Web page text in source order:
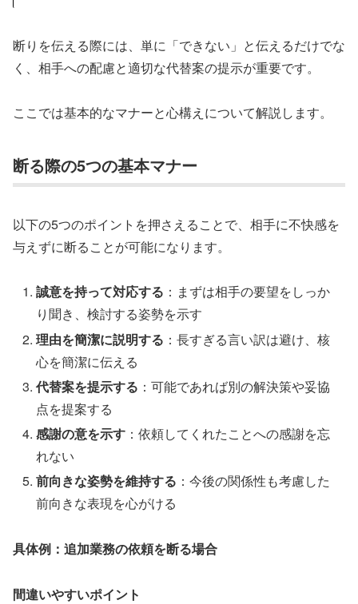
断りを伝える際には、単に「できない」と伝えるだけでな
く、相手への配慮と適切な代替案の提示が重要です。
ここでは基本的なマナーと心構えについて解説します。
断る際の5つの基本マナー
以下の5つのポイントを押さえることで、相手に不快感を
与えずに断ることが可能になります。
誠意を持って対応する ：まずは相手の要望をしっか
り聞き、検討する姿勢を示す
理由を簡潔に説明する ：長すぎる言い訳は避け、核
心を簡潔に伝える
代替案を提示する ：可能であれば別の解決策や妥協
点を提案する
感謝の意を示す ：依頼してくれたことへの感謝を忘
れない
前向きな姿勢を維持する ：今後の関係性も考慮した
前向きな表現を心がける
具体例：追加業務の依頼を断る場合
間違いやすいポイント